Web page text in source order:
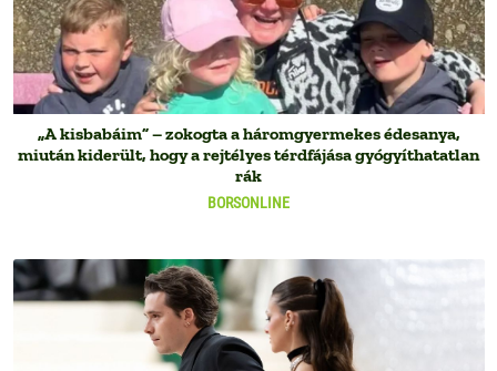
BORSONLINE
„A kisbabáim” – zokogta a háromgyermekes édesanya,
miután kiderült, hogy a rejtélyes térdfájása gyógyíthatatlan
rák